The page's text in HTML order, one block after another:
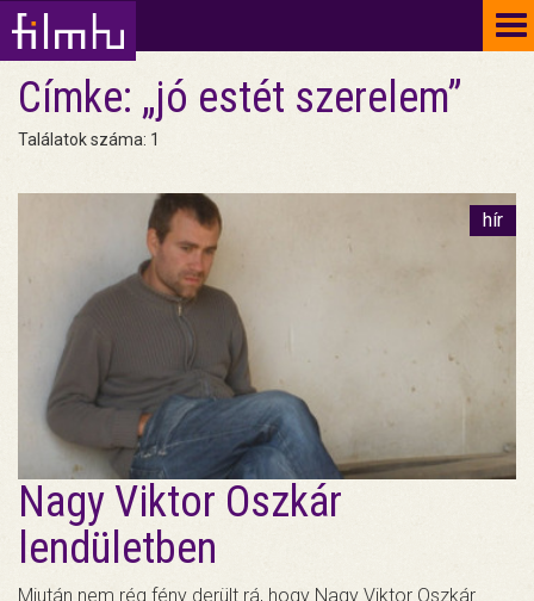
Címke: „jó estét szerelem”
Találatok száma: 1
hír
Nagy Viktor Oszkár
lendületben
Miután nem rég fény derült rá, hogy Nagy Viktor Oszkár